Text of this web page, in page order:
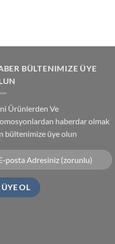
BÜLTENIMIZE ÜYE
Ürünlerden Ve
haberdar olmak
bültenimize üye olun